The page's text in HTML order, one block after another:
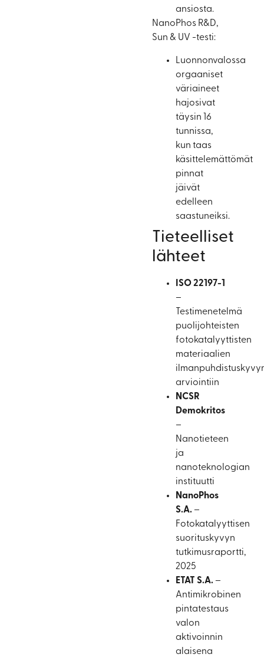
ansiosta.
NanoPhos R&D,
Sun & UV -testi:
Luonnonvalossa
orgaaniset
väriaineet
hajosivat
täysin 16
tunnissa,
kun taas
käsittelemättömät
pinnat
jäivät
edelleen
saastuneiksi.
Tieteelliset
lähteet
ISO 22197-1
–
Testimenetelmä
puolijohteisten
fotokatalyyttisten
materiaalien
arviointiin
NCSR
Demokritos
–
Nanotieteen
ja
nanoteknologian
instituutti
NanoPhos
S.A.–
Fotokatalyyttisen
suorituskyvyn
tutkimusraportti,
2025
ETAT S.A.–
Antimikrobinen
pintatestaus
valon
aktivoinnin
alaisena